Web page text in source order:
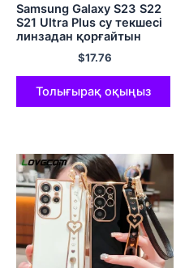
Samsung Galaxy S23 S22
S21 Ultra Plus су текшесі
линзадан қорғайтын
жұмсақ қақпақ Coque
үшін лазерлік магниттік
махаббат жүрек жалату
мөлдір корпус
$17.76
Толығырақ оқыңыз